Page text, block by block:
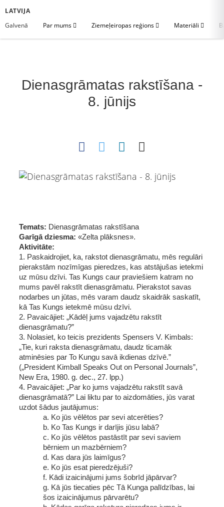
LATVIJA
Galvenā
Par mums Ziemeļeiropas reģions Materiāli
Dienasgrāmatas rakstīšana -
8. jūnijs
Temats: Dienasgrāmatas rakstīšana
Garīgā dziesma: «Zelta plāksnes».
Aktivitāte:
1. Paskaidrojiet, ka, rakstot dienasgrāmatu, mēs regulāri
pierakstām nozīmīgas pieredzes, kas atstājušas ietekmi
uz mūsu dzīvi. Tas Kungs caur praviešiem katram no
mums pavēl rakstīt dienasgrāmatu. Pierakstot savas
nodarbes un jūtas, mēs varam daudz skaidrāk saskatīt,
kā Tas Kungs ietekmē mūsu dzīvi.
2. Pavaicājiet: „Kādēļ jums vajadzētu rakstīt
dienasgrāmatu?”
3. Nolasiet, ko teicis prezidents Spensers V. Kimbals:
„Tie, kuri raksta dienasgrāmatu, daudz ticamāk
atminēsies par To Kungu savā ikdienas dzīvē.”
(„President Kimball Speaks Out on Personal Journals”,
New Era, 1980. g. dec., 27. lpp.)
4. Pavaicājiet: „Par ko jums vajadzētu rakstīt savā
dienasgrāmatā?” Lai liktu par to aizdomāties, jūs varat
uzdot šādus jautājumus:
a. Ko jūs vēlētos par sevi atcerēties?
b. Ko Tas Kungs ir darījis jūsu labā?
c. Ko jūs vēlētos pastāstīt par sevi saviem
bērniem un mazbērniem?
d. Kas dara jūs laimīgus?
e. Ko jūs esat pieredzējuši?
f. Kādi izaicinājumi jums šobrīd jāpārvar?
g. Kā jūs tiecaties pēc Tā Kunga palīdzības, lai
šos izaicinājumus pārvarētu?